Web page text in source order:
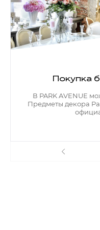
Покупка
В PARK AVENUE
Предметы декора